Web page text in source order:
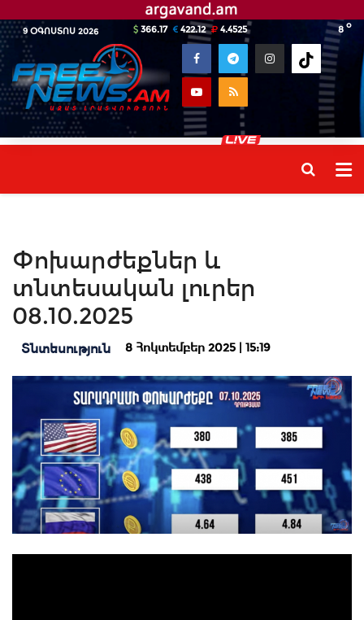
9 ՕԳՈՍՏՈՍ 2026 8 o
366.17 422.12 4.4525
Փոխարժեքներ և
տնտեսական լուրեր
08.10.2025
Տնտեսություն 8 Հոկտեմբեր 2025 | 15:19